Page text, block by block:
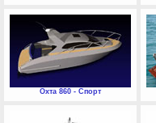
Охта 860 - Спорт